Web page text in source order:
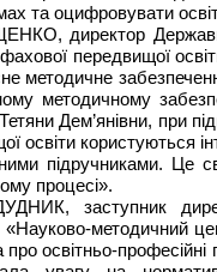
та оцифровувати
директор
передвищої
методичне
методичному
Дем’янівни, при
освіти користуються
підручниками. Це
процесі».
заступник
«Науково-методичний
про освітньо-